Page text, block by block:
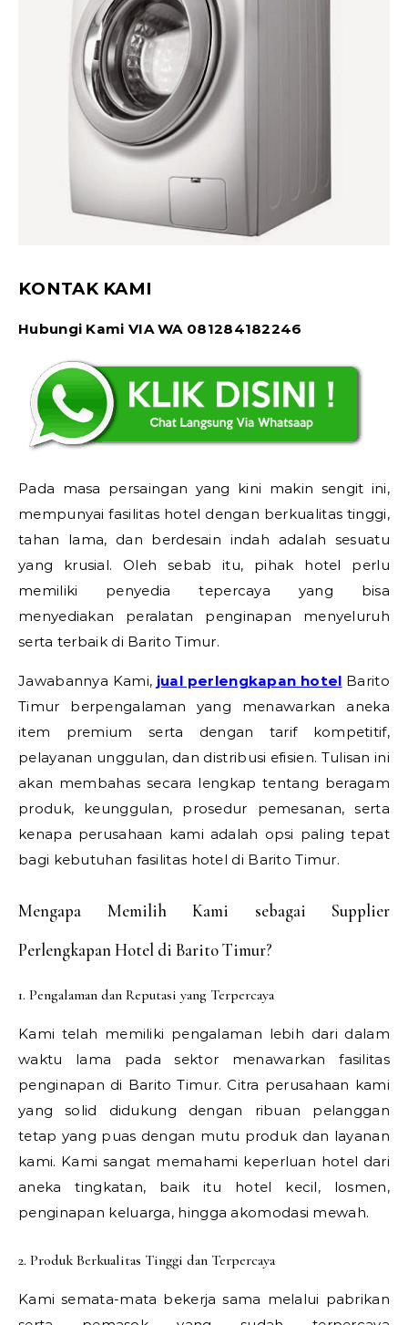
KONTAK KAMI
Hubungi Kami VIA WA 081284182246
Pada masa persaingan yang kini makin sengit ini,
mempunyai fasilitas hotel dengan berkualitas tinggi,
tahan lama, dan berdesain indah adalah sesuatu
yang krusial. Oleh sebab itu, pihak hotel perlu
memiliki penyedia tepercaya yang bisa
menyediakan peralatan penginapan menyeluruh
serta terbaik di Barito Timur.
Jawabannya Kami, jual perlengkapan hotel Barito
Timur berpengalaman yang menawarkan aneka
item premium serta dengan tarif kompetitif,
pelayanan unggulan, dan distribusi efisien. Tulisan ini
akan membahas secara lengkap tentang beragam
produk, keunggulan, prosedur pemesanan, serta
kenapa perusahaan kami adalah opsi paling tepat
bagi kebutuhan fasilitas hotel di Barito Timur.
Mengapa Memilih Kami sebagai Supplier
Perlengkapan Hotel di Barito Timur?
1. Pengalaman dan Reputasi yang Terpercaya
Kami telah memiliki pengalaman lebih dari dalam
waktu lama pada sektor menawarkan fasilitas
penginapan di Barito Timur. Citra perusahaan kami
yang solid didukung dengan ribuan pelanggan
tetap yang puas dengan mutu produk dan layanan
kami. Kami sangat memahami keperluan hotel dari
aneka tingkatan, baik itu hotel kecil, losmen,
penginapan keluarga, hingga akomodasi mewah.
2. Produk Berkualitas Tinggi dan Terpercaya
Kami semata-mata bekerja sama melalui pabrikan